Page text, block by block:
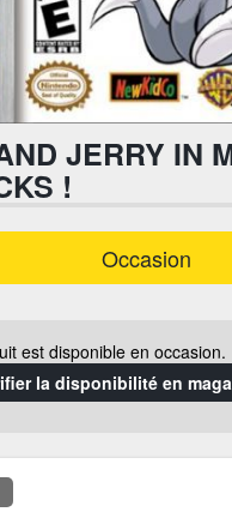
JERRY IN
!
Occasion
est disponible en occasion.
la disponibilité en